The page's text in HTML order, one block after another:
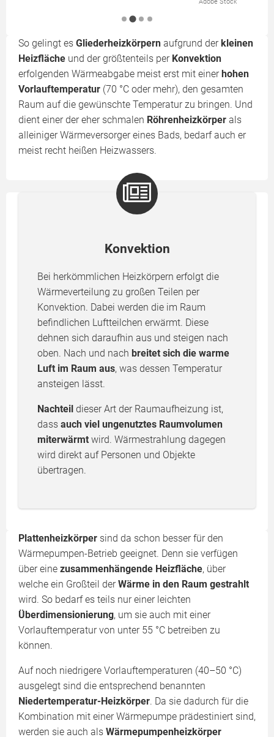
So gelingt es Gliederheizkörpern aufgrund derkleinen
Heizfläche und der größtenteils per Konvektion
erfolgenden Wärmeabgabe meist erst mit einerhohen
Vorlauftemperatur (70 °C oder mehr), den gesamten
Raum auf die gewünschte Temperatur zu bringen. Und
dient einer der eher schmalen Röhrenheizkörper als
alleiniger Wärmeversorger eines Bads, bedarf auch er
meist recht heißen Heizwassers.
Konvektion
Bei herkömmlichen Heizkörpern erfolgt die
Wärmeverteilung zu großen Teilen per
Konvektion. Dabei werden die im Raum
befindlichen Luftteilchen erwärmt. Diese
dehnen sich daraufhin aus und steigen nach
oben. Nach und nach breitet sich die warme
Luft im Raum aus, was dessen Temperatur
ansteigen lässt.
Nachteil dieser Art der Raumaufheizung ist,
dass auch viel ungenutztes Raumvolumen
miterwärmt wird. Wärmestrahlung dagegen
wird direkt auf Personen und Objekte
übertragen.
Plattenheizkörper sind da schon besser für den
Wärmepumpen-Betrieb geeignet. Denn sie verfügen
über eine zusammenhängende Heizfläche, über
welche ein Großteil derWärme in den Raum gestrahlt
wird. So bedarf es teils nur einer leichten
Überdimensionierung, um sie auch mit einer
Vorlauftemperatur von unter 55 °C betreiben zu
können.
Auf noch niedrigere Vorlauftemperaturen (40–50 °C)
ausgelegt sind die entsprechend benannten
Niedertemperatur-Heizkörper. Da sie dadurch für die
Kombination mit einer Wärmepumpe prädestiniert sind,
werden sie auch als Wärmepumpenheizkörper